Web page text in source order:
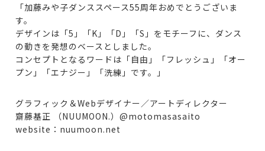
「加藤みや子ダンススペース55周年おめでとうございま
す。
デザインは「5」「K」「D」「S」をモチーフに、ダンス
の動きを発想のベースとしました。
コンセプトとなるワードは「自由」「フレッシュ」「オー
プン」「エナジー」「洗練」です。」
グラフィック＆Webデザイナー／アートディレクター
齋藤基正 （NUUMOON.）@motomasasaito
website：nuumoon.net